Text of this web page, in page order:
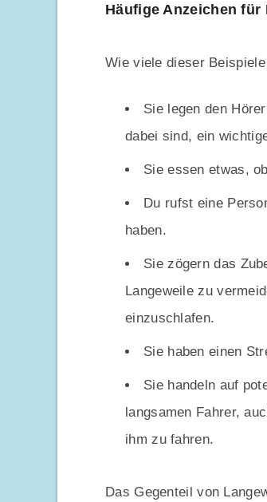
Häufige Anzeichen für
Wie viele dieser
Sie legen den
dabei sind, ein
Sie essen etwas,
Du rufst eine
haben.
Sie zögern das
Langeweile zu
einzuschlafen.
Sie haben einen
Sie handeln auf
langsamen Fahrer,
ihm zu fahren.
Das Gegenteil von